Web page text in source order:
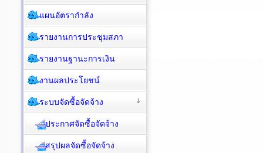
แผนอัตรากำลัง
รายงานการประชุมสภา
รายงานฐานะการเงิน
งานผลประโยชน์
ระบบจัดซื้อจัดจ้าง
ประกาศจัดซื้อจัดจ้าง
สรุปผลจัดซื้อจัดจ้าง